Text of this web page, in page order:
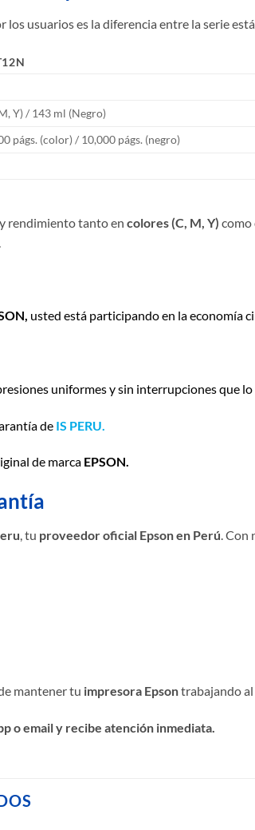
los usuarios es la diferencia entre la serie
Y) / 143 ml (Negro)
págs. (color) / 10,000 págs. (negro)
rendimiento tanto en colores (C, M, Y) como
usted está participando en la economía
uniformes y sin interrupciones que
de IS PERU.
de marca EPSON.
, tu proveedor oficial Epson en Perú. Con
mantener tu impresora Epsontrabajando
o email y recibe atención inmediata.